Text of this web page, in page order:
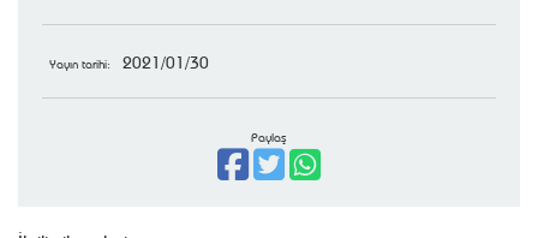
Yayın tarihi: 2021/01/30
Paylaş